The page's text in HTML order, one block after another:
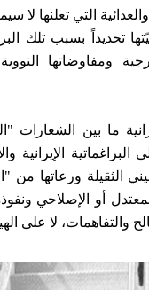
التي تعلنها لا
تحديداً بسبب تلك
ومفاوضاتها
ما بين الشعارات
البراغماتية
الثقيلة
أو الإصلاحي
والتفاهمات، لا على